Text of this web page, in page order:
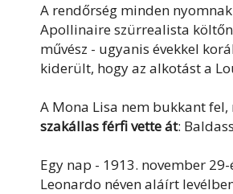
A rendőrség minden
Apollinaire szürrealista
művész - ugyanis évekkel
kiderült, hogy az alkotást a
A Mona Lisa nem bukkant
szakállas férfi vette át:
Egy nap - 1913. november
Leonardo néven aláírt